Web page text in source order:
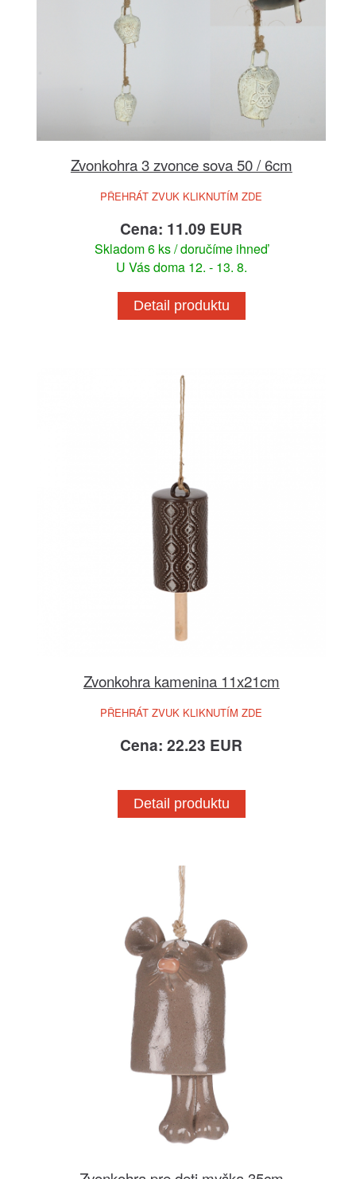
Zvonkohra 3 zvonce sova 50 / 6cm
PŘEHRÁT ZVUK KLIKNUTÍM ZDE
Cena: 11.09 EUR
Skladom 6 ks / doručíme ihneď
U Vás doma 12. - 13. 8.
Detail produktu
Zvonkohra kamenina 11x21cm
PŘEHRÁT ZVUK KLIKNUTÍM ZDE
Cena: 22.23 EUR
Detail produktu